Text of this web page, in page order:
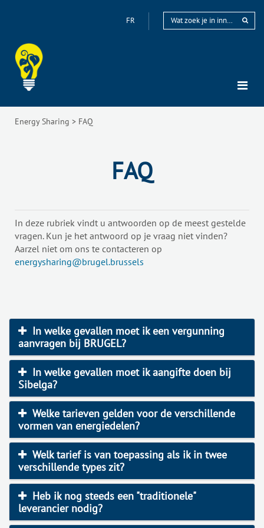
FR
Energy Sharing > FAQ
FAQ
In deze rubriek vindt u antwoorden op de meest gestelde
vragen. Kun je het antwoord op je vraag niet vinden?
Aarzel niet om ons te contacteren op
energysharing@brugel.brussels
In welke gevallen moet ik een vergunning
aanvragen bij BRUGEL?
In welke gevallen moet ik aangifte doen bij
Sibelga?
Welke tarieven gelden voor de verschillende
vormen van energiedelen?
Welk tarief is van toepassing als ik in twee
verschillende types zit?
Heb ik nog steeds een "traditionele"
leverancier nodig?